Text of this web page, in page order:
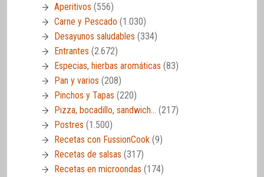
Aperitivos (556)
Carne y Pescado (1.030)
Desayunos saludables (334)
Entrantes (2.672)
Especias, hierbas aromáticas (83)
Pan y varios (208)
Pinchos y Tapas (220)
Pizza, bocadillo, sandwich… (217)
Postres (1.500)
Recetas con FussionCook (9)
Recetas de salsas (317)
Recetas en microondas (174)